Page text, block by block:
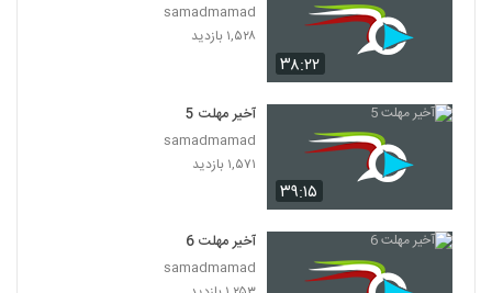
۳۸:۲۲
samadmamad
۱,۵۲۸ بازدید
۳۹:۱۵
آخیر مهلت 5
samadmamad
۱,۵۷۱ بازدید
آخیر مهلت 6
samadmamad